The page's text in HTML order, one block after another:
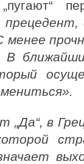
менее
В
в